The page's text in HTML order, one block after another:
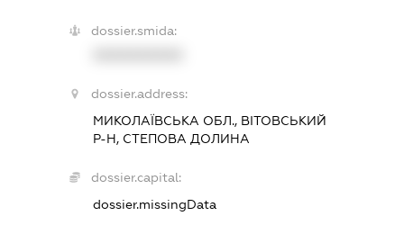
dossier.smida:
dossier.address:
МИКОЛАЇВСЬКА ОБЛ., ВІТОВСЬКИЙ
Р-Н, СТЕПОВА ДОЛИНА
dossier.capital:
dossier.missingData